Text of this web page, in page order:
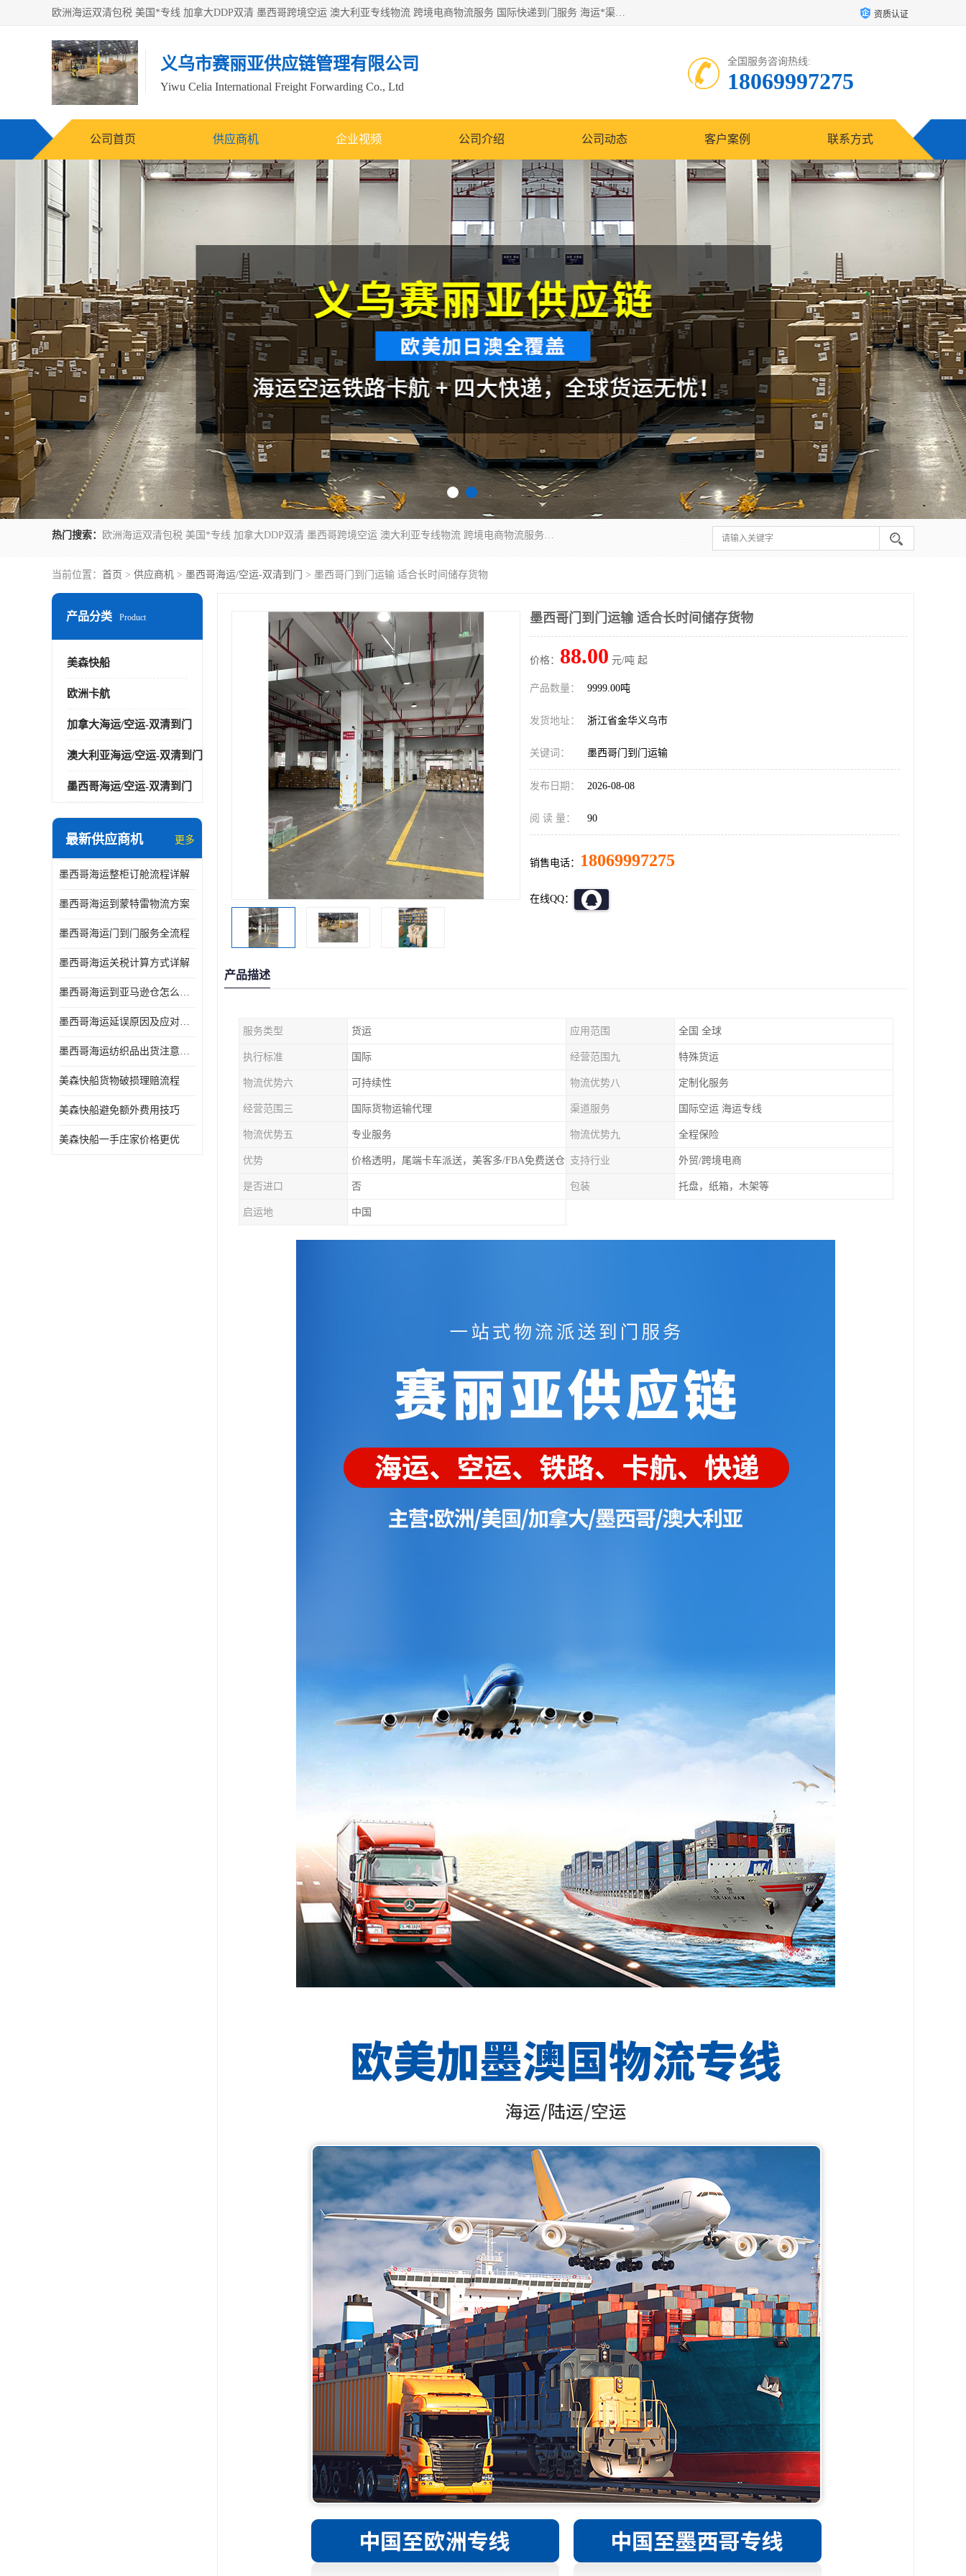
欧洲海运双清包税 美国*专线 加拿大DDP双清 墨西哥跨境空运 澳大利亚专线物流 跨境电商物流服务 国际快递到门服务 海运*渠道 一站式跨境物流解决方案 TikTok/SHEIN专线 电商平台FBA头程运输 国际铁路运输欧洲 UPS/DDHL/联邦快递跨境 美国双清到门物流 跨境*运输 资质认证
义乌市赛丽亚供应链管理有限公司
Yiwu Celia International Freight Forwarding Co., Ltd
全国服务咨询热线:
18069997275
公司首页 供应商机 企业视频 公司介绍 公司动态 客户案例 联系方式
热门搜索： 欧洲海运双清包税 美国*专线 加拿大DDP双清 墨西哥跨境空运 澳大利亚专线物流 跨境电商物流服务 国际快递到门服务 海运*渠道 一站式跨境物流解决方案 TikTok/SHEIN专线 电商平台FBA头程运输 国际铁路运输欧洲 UPS/DDHL/联邦快递跨境 美国双清到门物流 跨境*运输
当前位置： 首页 > 供应商机 > 墨西哥海运/空运-双清到门 > 墨西哥门到门运输 适合长时间储存货物
产品分类 Product
美森快船
欧洲卡航
加拿大海运/空运-双清到门
澳大利亚海运/空运-双清到门
墨西哥海运/空运-双清到门
最新供应商机 更多
墨西哥海运整柜订舱流程详解
墨西哥海运到蒙特雷物流方案
墨西哥海运门到门服务全流程
墨西哥海运关税计算方式详解
墨西哥海运到亚马逊仓怎么操作
墨西哥海运延误原因及应对办法
墨西哥海运纺织品出货注意事项
美森快船货物破损理赔流程
美森快船避免额外费用技巧
美森快船一手庄家价格更优
墨西哥门到门运输 适合长时间储存货物
价格： 88.00 元/吨 起
产品数量： 9999.00吨
发货地址： 浙江省金华义乌市
关键词： 墨西哥门到门运输
发布日期： 2026-08-08
阅 读 量： 90
销售电话： 18069997275
在线QQ：
产品描述
服务类型 货运 应用范围 全国 全球
执行标准 国际 经营范围九 特殊货运
物流优势六 可持续性 物流优势八 定制化服务
经营范围三 国际货物运输代理 渠道服务 国际空运 海运专线
物流优势五 专业服务 物流优势九 全程保险
优势 价格透明，尾端卡车派送，美客多/FBA免费送仓 支持行业 外贸/跨境电商
是否进口 否 包装 托盘，纸箱，木架等
启运地 中国